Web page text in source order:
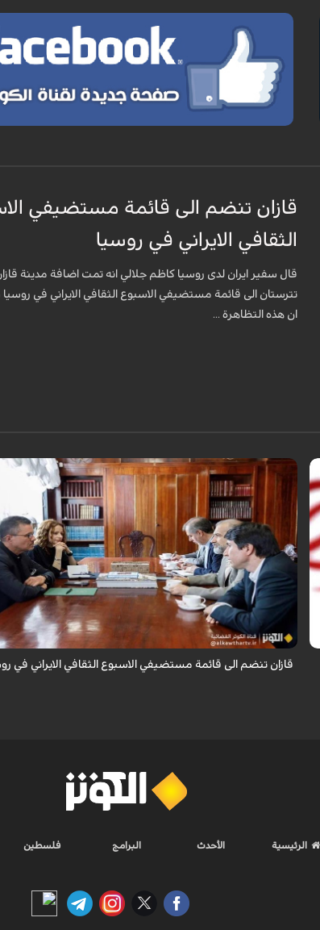
قازان تنضم الى قائمة مستضيفي
الثقافي الايراني في روسيا
قال سفير ايران لدى روسيا كاظم جلالي انه تمت اضافة مدينة
تترستان الى قائمة مستضيفي الاسبوع الثقافي الايراني في
ان هذه التظاهرة ...
قال سفير ايران لدى روسيا كاظم جلالي انه تمت اضافة مدينة قازان مركز
تترستان الى قائمة مستضيفي الاسبوع الثقافي الايراني في روسيا
التظاهرة ...
قازان تنضم الى قائمة مستضيفي الاسبوع الثقافي الايراني في
الرئيسية الأحدث البرامج فلسطين